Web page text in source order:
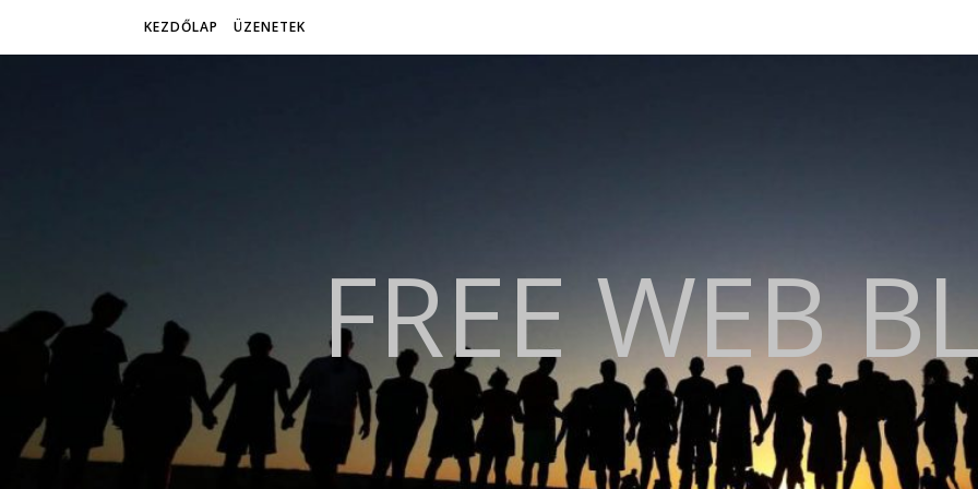
KEZDŐLAP ÜZENETEK
FREE WEB